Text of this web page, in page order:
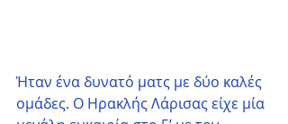
Ήταν ένα δυνατό ματς με δύο καλές
ομάδες. Ο Ηρακλής Λάρισας είχε μία